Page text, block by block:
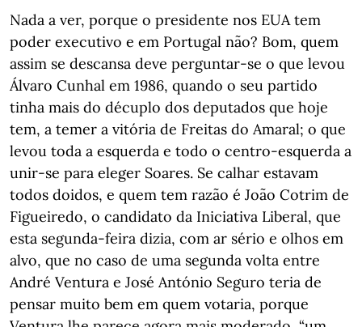
Nada a ver, porque o presidente nos EUA tem
poder executivo e em Portugal não? Bom, quem
assim se descansa deve perguntar-se o que levou
Álvaro Cunhal em 1986, quando o seu partido
tinha mais do décuplo dos deputados que hoje
tem, a temer a vitória de Freitas do Amaral; o que
levou toda a esquerda e todo o centro-esquerda a
unir-se para eleger Soares. Se calhar estavam
todos doidos, e quem tem razão é João Cotrim de
Figueiredo, o candidato da Iniciativa Liberal, que
esta segunda-feira dizia, com ar sério e olhos em
alvo, que no caso de uma segunda volta entre
André Ventura e José António Seguro teria de
pensar muito bem em quem votaria, porque